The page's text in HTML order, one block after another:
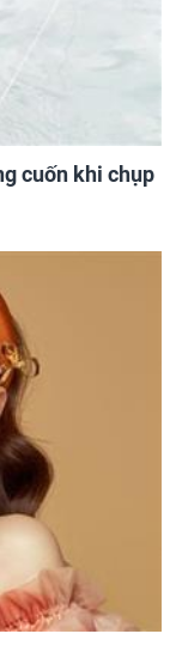
cuốn khi chụp